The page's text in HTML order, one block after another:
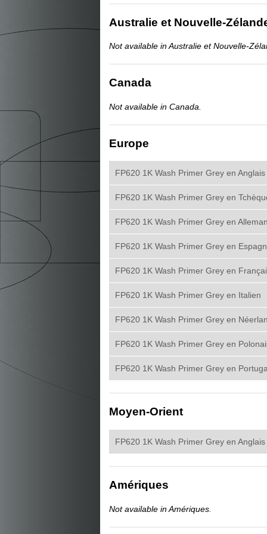
Australie et Nouvelle-
Not available in Australie et Nouvelle-
Canada
Not available in Canada.
Europe
FP620 1K Wash Primer Grey en Anglais
FP620 1K Wash Primer Grey en
FP620 1K Wash Primer Grey en
FP620 1K Wash Primer Grey en
FP620 1K Wash Primer Grey en
FP620 1K Wash Primer Grey en Italien
FP620 1K Wash Primer Grey en
FP620 1K Wash Primer Grey en
FP620 1K Wash Primer Grey en
Moyen-Orient
FP620 1K Wash Primer Grey en Anglais
Amériques
Not available in Amériques.